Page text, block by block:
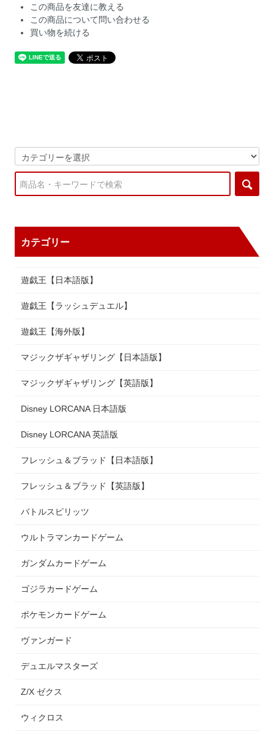
この商品を友達に教える
この商品について問い合わせる
買い物を続ける
カテゴリー
遊戯王【日本語版】
遊戯王【ラッシュデュエル】
遊戯王【海外版】
マジックザギャザリング【日本語版】
マジックザギャザリング【英語版】
Disney LORCANA 日本語版
Disney LORCANA 英語版
フレッシュ＆ブラッド【日本語版】
フレッシュ＆ブラッド【英語版】
バトルスピリッツ
ウルトラマンカードゲーム
ガンダムカードゲーム
ゴジラカードゲーム
ポケモンカードゲーム
ヴァンガード
デュエルマスターズ
Z/X ゼクス
ウィクロス